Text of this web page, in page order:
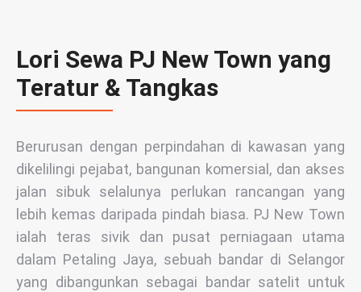
Lori Sewa PJ New Town yang
Teratur & Tangkas
Berurusan dengan perpindahan di kawasan yang
dikelilingi pejabat, bangunan komersial, dan akses
jalan sibuk selalunya perlukan rancangan yang
lebih kemas daripada pindah biasa. PJ New Town
ialah teras sivik dan pusat perniagaan utama
dalam Petaling Jaya, sebuah bandar di Selangor
yang dibangunkan sebagai bandar satelit untuk